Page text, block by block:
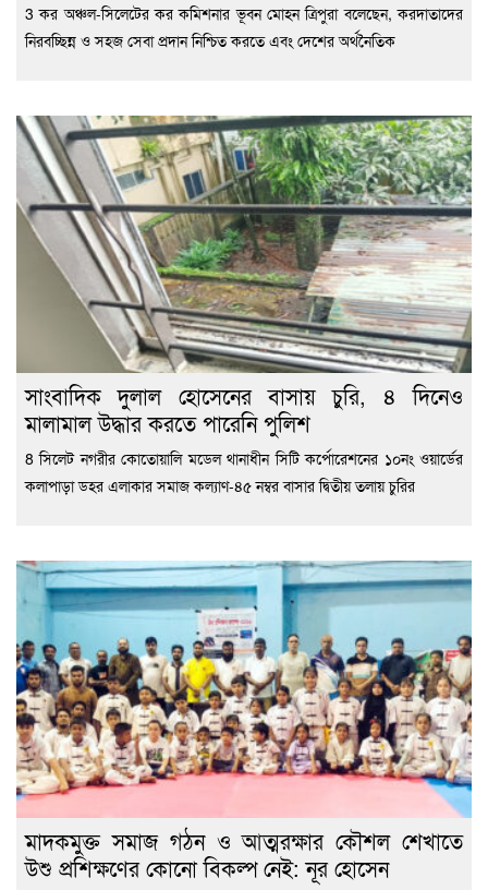
3 কর অঞ্চল-সিলেটের কর কমিশনার ভূবন মোহন ত্রিপুরা বলেছেন, করদাতাদের
নিরবচ্ছিন্ন ও সহজ সেবা প্রদান নিশ্চিত করতে এবং দেশের অর্থনৈতিক
সাংবাদিক দুলাল হোসেনের বাসায় চুরি, ৪ দিনেও
মালামাল উদ্ধার করতে পারেনি পুলিশ
8 সিলেট নগরীর কোতোয়ালি মডেল থানাধীন সিটি কর্পোরেশনের ১০নং ওয়ার্ডের
কলাপাড়া ডহর এলাকার সমাজ কল্যাণ-৪৫ নম্বর বাসার দ্বিতীয় তলায় চুরির
মাদকমুক্ত সমাজ গঠন ও আত্মরক্ষার কৌশল শেখাতে
উশু প্রশিক্ষণের কোনো বিকল্প নেই: নূর হোসেন